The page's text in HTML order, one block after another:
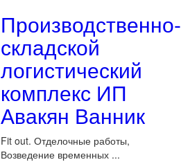
Производственно-
складской
логистический
комплекс ИП
Авакян Ванник
Fit out. Отделочные работы,
Возведение временных ...